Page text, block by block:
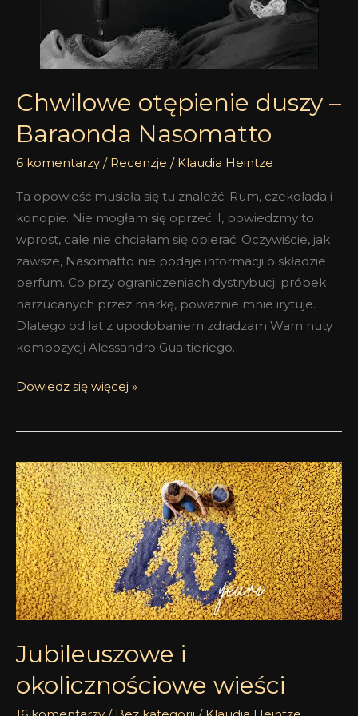
Chwilowe otępienie duszy –
Baraonda Nasomatto
6 komentarzy / Recenzje / Klaudia Heintze
Ta opowieść musiała się tu znaleźć. Rum, czekolada i
konopie. Nie mogłam się oprzeć. I, powiedzmy to
wprost, cale nie chciałam się opierać. Oczywiście, jak
zawsze, Nasomatto nie podaje informacji o składzie
perfum. Co przy ograniczeniach dystrybucji próbek
narzucanych przez markę, poważnie mnie irytuje.
Dlatego od lat z upodobaniem zdradzam Wam nuty
kompozycji Alessandro Gualtieriego.
Dowiedz się więcej »
Jubileuszowe i
okolicznościowe wieści
Jubileuszowe
i
okolicznościowe
wieści